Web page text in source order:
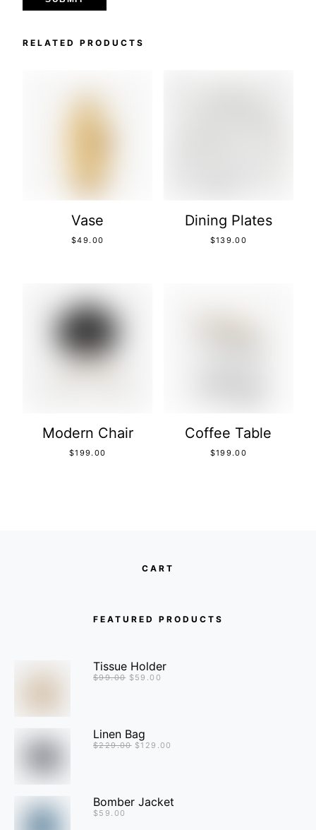
RELATED PRODUCTS
Vase
$49.00
Dining Plates
$139.00
Modern Chair
$199.00
Coffee Table
$199.00
CART
FEATURED PRODUCTS
Tissue Holder
$99.00 $59.00
Linen Bag
$229.00 $129.00
Bomber Jacket
$59.00